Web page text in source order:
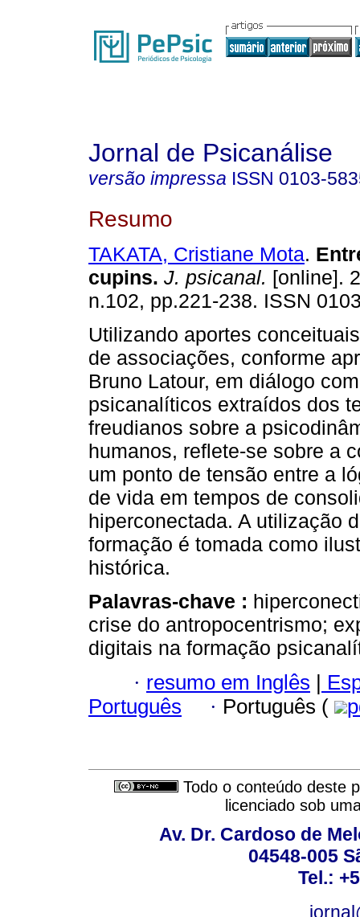
Jornal de Psicanálise
versão impressa ISSN 0103-
Resumo
TAKATA, Cristiane Mota.
cupins. J. psicanal. [online].
n.102, pp.221-238. ISSN
Utilizando aportes
de associações, conforme
Bruno Latour, em diálogo
psicanalíticos extraídos dos
freudianos sobre a
humanos, reflete-se sobre a
um ponto de tensão entre a
de vida em tempos de
hiperconectada. A utilização
formação é tomada como
histórica.
Palavras-chave :
crise do antropocentrismo;
digitais na formação
· resumo em Inglês |
Português
· Português (
Todo o conteúdo deste
licenciado sob
Av. Dr. Cardoso de
04548-005
Tel.: